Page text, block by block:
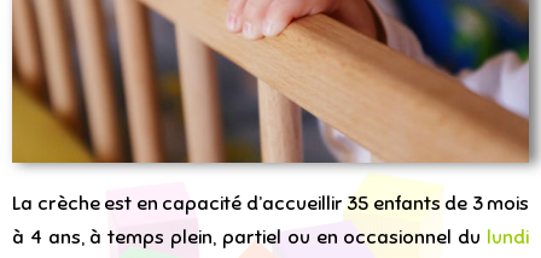
La crèche est en capacité d’accueillir 35 enfants de 3 mois
à 4 ans, à temps plein, partiel ou en occasionnel du lundi